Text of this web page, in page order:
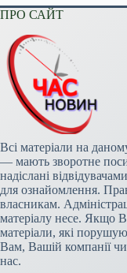
ПРО САЙТ
Всі матеріали на
— мають зворотне
надіслані
для ознайомлення.
власникам.
матеріалу несе. Якщо
матеріали, які
Вам, Вашій компанії чи
нас.